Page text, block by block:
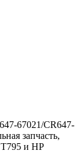
67021/CR647-
запчасть,
и HP